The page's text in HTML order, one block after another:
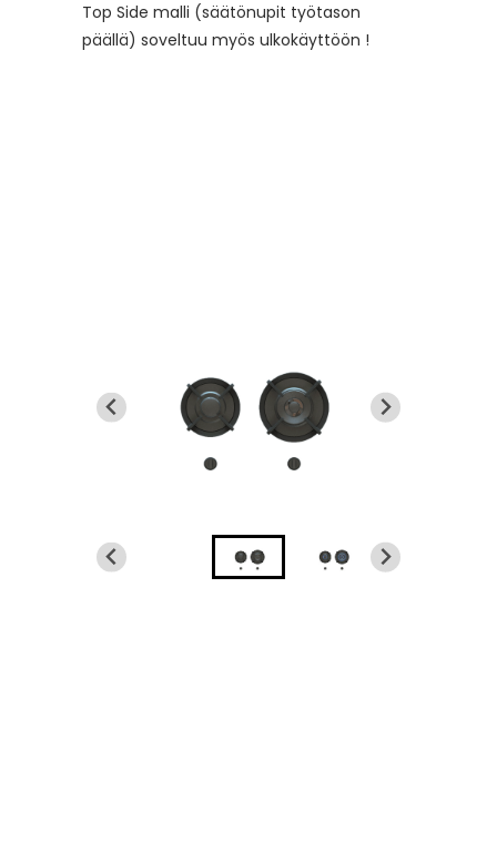
Top Side malli (säätönupit työtason
päällä) soveltuu myös ulkokäyttöön !